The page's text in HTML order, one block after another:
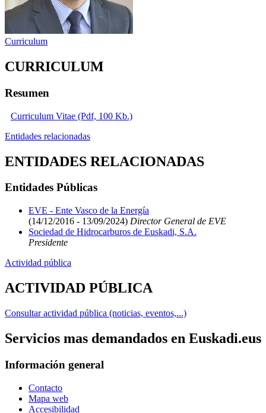
Curriculum
CURRICULUM
Resumen
Curriculum Vitae (Pdf, 100 Kb.)
Entidades relacionadas
ENTIDADES RELACIONADAS
Entidades Públicas
EVE - Ente Vasco de la Energía
(14/12/2016 - 13/09/2024) Director General de EVE
Sociedad de Hidrocarburos de Euskadi, S.A.
Presidente
Actividad pública
ACTIVIDAD PÚBLICA
Consultar actividad pública (noticias, eventos,...)
Servicios mas demandados en Euskadi.eus
Información general
Contacto
Mapa web
Accesibilidad